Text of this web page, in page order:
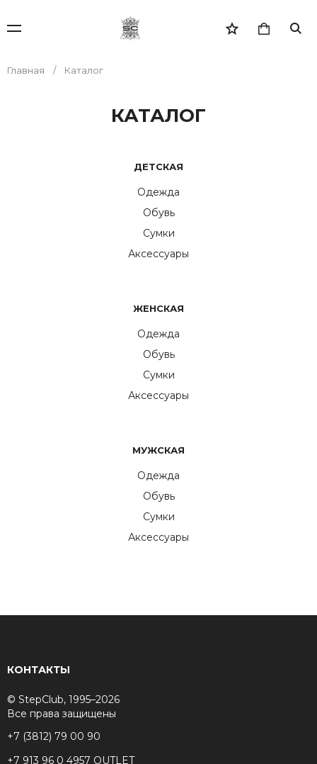
Главная Каталог
КАТАЛОГ
ДЕТСКАЯ
Одежда
Обувь
Сумки
Аксессуары
ЖЕНСКАЯ
Одежда
Обувь
Сумки
Аксессуары
МУЖСКАЯ
Одежда
Обувь
Сумки
Аксессуары
КОНТАКТЫ
© StepClub, 1995–2026
Все права защищены
+7 (3812) 79 00 90
+7 913 96 0 4957 OUTLET